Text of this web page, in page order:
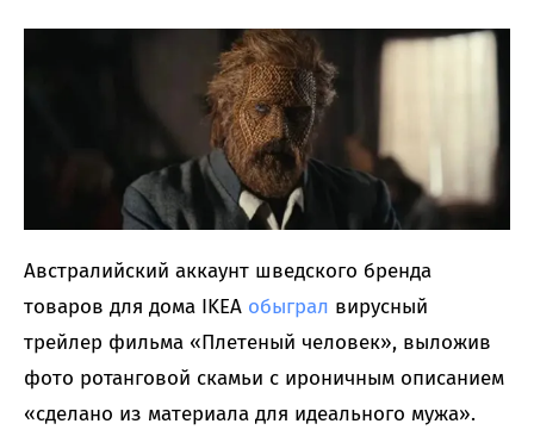
Австралийский аккаунт шведского бренда
товаров для дома IKEA обыграл вирусный
трейлер фильма «Плетеный человек», выложив
фото ротанговой скамьи с ироничным описанием
«сделано из материала для идеального мужа».